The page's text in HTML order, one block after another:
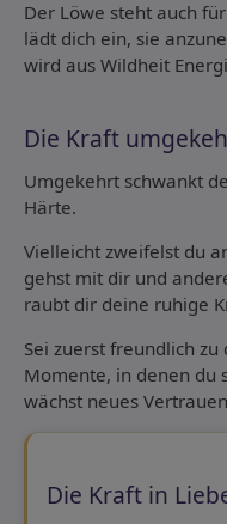
Der Löwe steht auch
lädt dich ein, sie
wird aus Wildheit
Die Kraft
Umgekehrt schwankt
Härte.
Vielleicht zweifelst du
gehst mit dir und
raubt dir deine ruhige
Sei zuerst freundlich
Momente, in denen du
wächst neues
Die Kraft in